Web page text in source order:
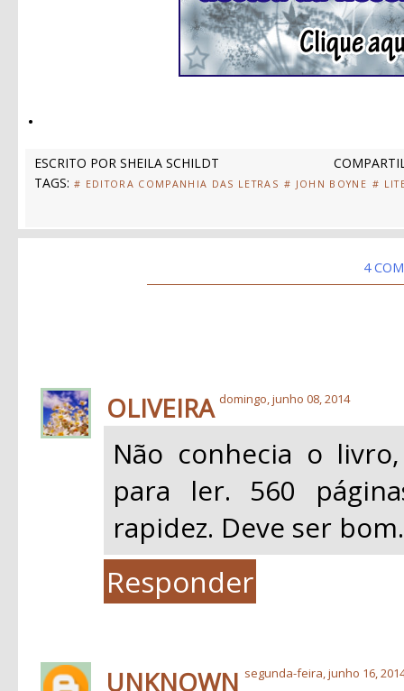
.
ESCRITO POR SHEILA SCHILDT
TAGS: # EDITORA COMPANHIA DAS LETRAS # JOHN BOYNE #
4
OLIVEIRA domingo, junho 08, 2014
Não conhecia o
para ler. 560
rapidez. Deve ser bom.
Responder
UNKNOWN segunda-feira, junho 16,